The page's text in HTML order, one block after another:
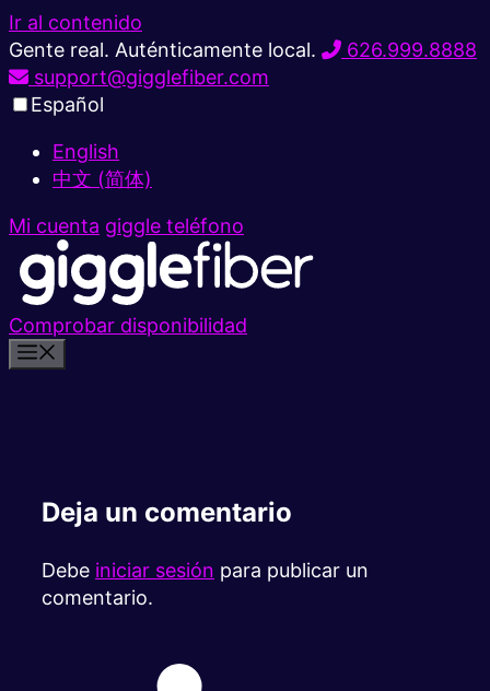
Ir al contenido
Gente real. Auténticamente local.
626.999.8888
support@gigglefiber.com
Español
English
中文 (简体)
Mi cuenta giggle teléfono
Comprobar disponibilidad
Deja un comentario
Debe iniciar sesión para publicar un
comentario.